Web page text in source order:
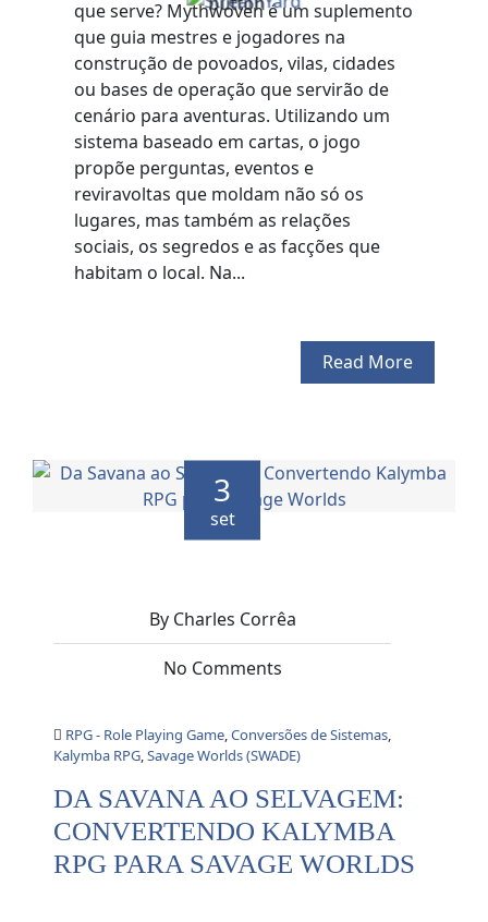
que serve? Mythwoven é um suplemento
que guia mestres e jogadores na
construção de povoados, vilas, cidades
ou bases de operação que servirão de
cenário para aventuras. Utilizando um
sistema baseado em cartas, o jogo
propõe perguntas, eventos e
reviravoltas que moldam não só os
lugares, mas também as relações
sociais, os segredos e as facções que
habitam o local. Na...
Read More
3
set
By Charles Corrêa
No Comments
RPG - Role Playing Game,Conversões de Sistemas,
Kalymba RPG,Savage Worlds (SWADE)
DA SAVANA AO SELVAGEM:
CONVERTENDO KALYMBA
RPG PARA SAVAGE WORLDS